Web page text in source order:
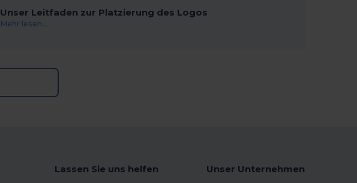
Unser Leitfaden zur Platzierung des Logos
Mehr lesen...
Lassen Sie uns helfen Unser Unternehmen